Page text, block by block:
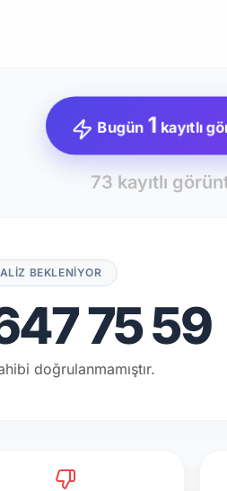
Bugün1 kayıtlı
73 kayıtlı
BEKLENİYOR
75 59
doğrulanmamıştır.